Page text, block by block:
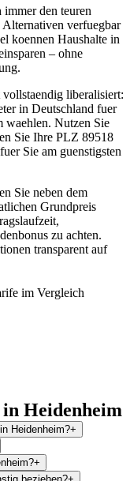
den teuren
verfuegbar
koennen Haushalte in
– ohne
liberalisiert:
in Deutschland fuer
waehlen. Nutzen Sie
Sie Ihre PLZ 89518
Sie am guenstigsten
Sie neben dem
Grundpreis
zu achten.
transparent auf
im Vergleich
Heidenheim
Heidenheim?+
+